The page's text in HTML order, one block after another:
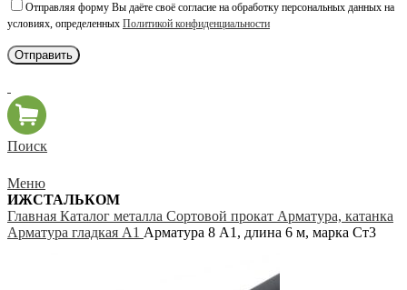
Отправляя форму Вы даёте своё согласие на обработку персональных данных на
условиях, определенных Политикой конфиденциальности
Поиск
Меню
ИЖСТАЛЬКОМ
Главная Каталог металла Сортовой прокат Арматура, катанка
Арматура гладкая А1 Арматура 8 А1, длина 6 м, марка Ст3